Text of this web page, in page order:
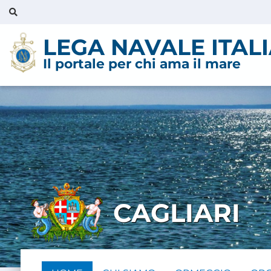
LEGA NAVALE
Il portale per chi ama il mare
CAGLIARI